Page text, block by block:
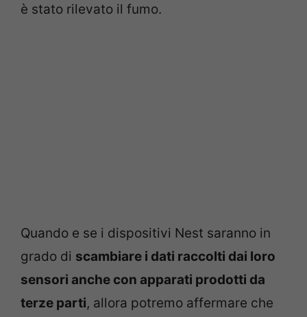
è stato rilevato il fumo.
Quando e se i dispositivi Nest saranno in
grado di scambiare i dati raccolti dai loro
sensori anche con apparati prodotti da
terze parti, allora potremo affermare che